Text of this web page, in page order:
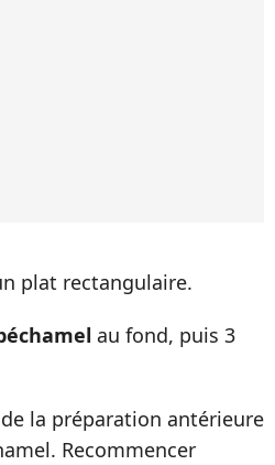
plat rectangulaire.
au fond, puis 3
la préparation antérieure
Recommencer